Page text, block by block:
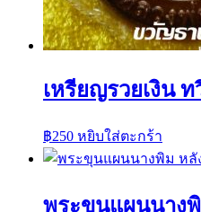
เหรียญรวยเงิน
฿250 หยิบใส่ตะกร้า
พระขุนแผนนาง